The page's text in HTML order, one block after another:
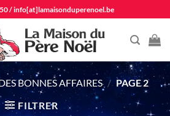
/info[at]lamaisonduperenoel.be
BONNES AFFAIRES / PAGE 2
FILTRER